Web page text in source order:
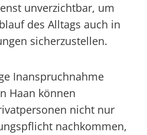
unverzichtbar, um
des Alltags auch in
sicherzustellen.
Inanspruchnahme
Haan können
nicht nur
nachkommen,